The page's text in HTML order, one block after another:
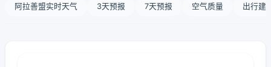
阿拉善盟实时天气 3天预报 7天预报 空气质量 出行建